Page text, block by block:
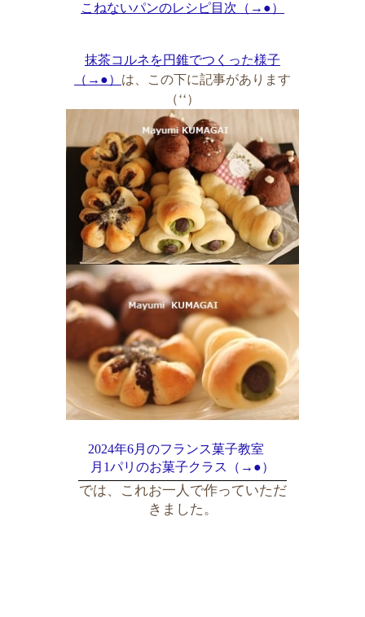
こねないパンのレシピ目次（→●）
抹茶コルネを円錐でつくった様子
（→●） は、この下に記事があります
（‘‘）
2024年6月のフランス菓子教室
月1パリのお菓子クラス（→●）
では、これお一人で作っていただ
きました。